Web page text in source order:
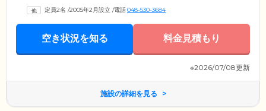
したりと、お体に合わせた食事形態の対応も可能ですので、お気軽にご
相談ください。明るく開放感あるリビングは、ご入居者様同士が自然と
ください。
定員2名 /2005年2月設立 /電話048-530-3684
空き状況を知る 料金見積もり
※2026/07/08更新
施設の詳細を見る